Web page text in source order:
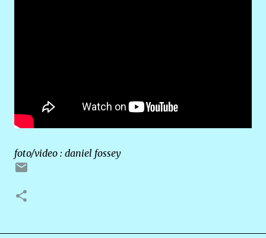
foto/video : daniel fossey